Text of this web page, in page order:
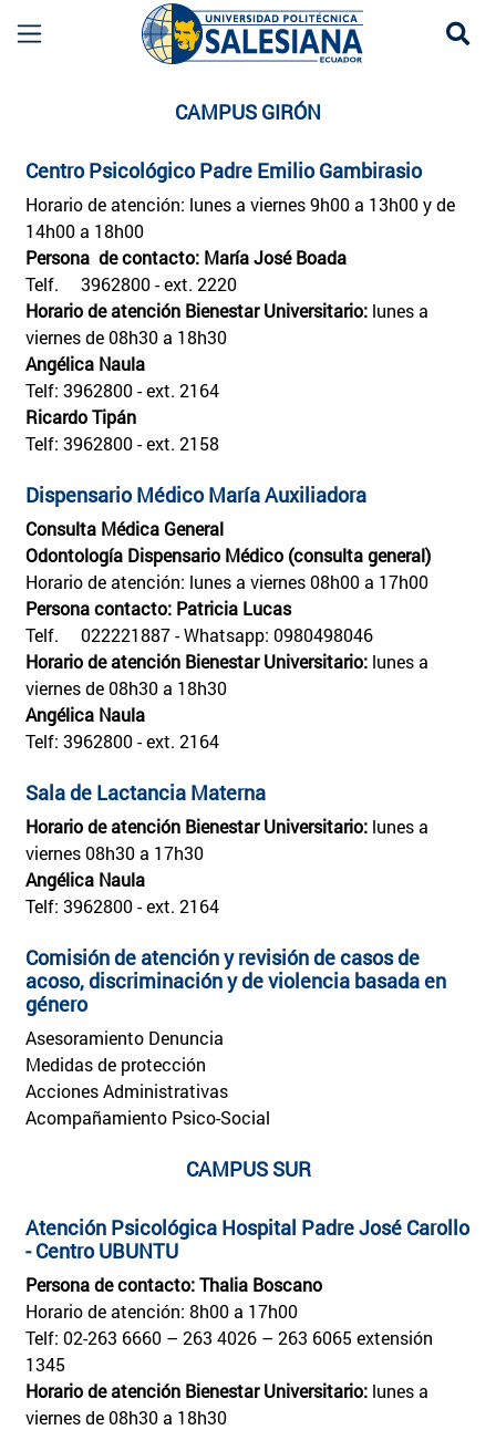
CAMPUS GIRÓN
Centro Psicológico Padre Emilio Gambirasio
Horario de atención: lunes a viernes 9h00 a 13h00 y de
14h00 a 18h00
Persona de contacto: María José Boada
Telf. 3962800 - ext. 2220
Horario de atención Bienestar Universitario:lunes a
viernes de 08h30 a 18h30
Angélica Naula
Telf: 3962800 - ext. 2164
Ricardo Tipán
Telf: 3962800 - ext. 2158
Dispensario Médico María Auxiliadora
Consulta Médica General
Odontología Dispensario Médico (consulta general)
Horario de atención: lunes a viernes 08h00 a 17h00
Persona contacto: Patricia Lucas
Telf. 022221887 - Whatsapp: 0980498046
Horario de atención Bienestar Universitario:lunes a
viernes de 08h30 a 18h30
Angélica Naula
Telf: 3962800 - ext. 2164
Sala de Lactancia Materna
Horario de atención Bienestar Universitario:lunes a
viernes 08h30 a 17h30
Angélica Naula
Telf: 3962800 - ext. 2164
Comisión de atención y revisión de casos de
acoso, discriminación y de violencia basada en
género
Asesoramiento Denuncia
Medidas de protección
Acciones Administrativas
Acompañamiento Psico-Social
CAMPUS SUR
Atención Psicológica Hospital Padre José Carollo
- Centro UBUNTU
Persona de contacto: Thalia Boscano
Horario de atención: 8h00 a 17h00
Telf: 02-263 6660 – 263 4026 – 263 6065 extensión
1345
Horario de atención Bienestar Universitario:lunes a
viernes de 08h30 a 18h30